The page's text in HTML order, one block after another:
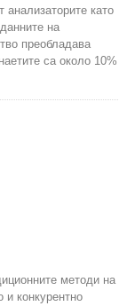
анализаторите като
на
преобладава
са около 10%
методи на
и конкурентно